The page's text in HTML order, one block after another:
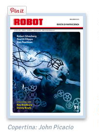
Copertina: John Picacio